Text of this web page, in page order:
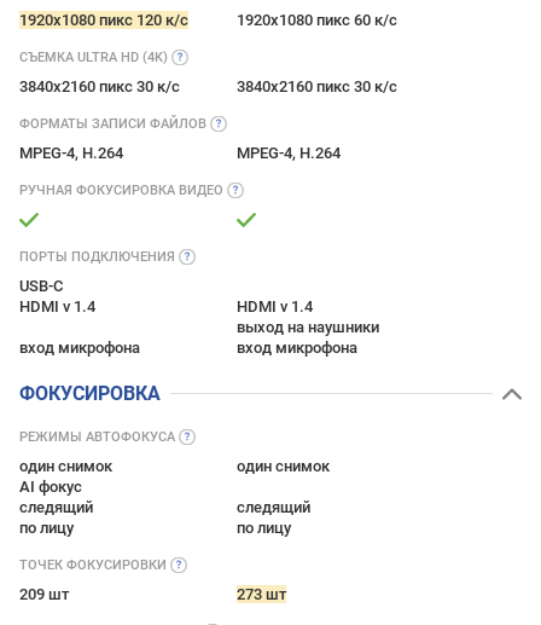
1920x1080 пикс 120 к/с 1920x1080 пикс 60 к/с
СЪЕМКА ULTRA HD (4K)
3840x2160 пикс 30 к/с 3840x2160 пикс 30 к/с
ФОРМАТЫ ЗАПИСИ ФАЙЛОВ
MPEG-4, H.264 MPEG-4, H.264
РУЧНАЯ ФОКУСИРОВКА ВИДЕО
ПОРТЫ ПОДКЛЮЧЕНИЯ
USB-C
HDMI v 1.4
вход микрофона
HDMI v 1.4
выход на наушники
вход микрофона
ФОКУСИРОВКА
РЕЖИМЫ АВТОФОКУСА
один снимок
AI фокус
следящий
по лицу
один снимок
следящий
по лицу
ТОЧЕК ФОКУСИРОВКИ
209 шт 273 шт